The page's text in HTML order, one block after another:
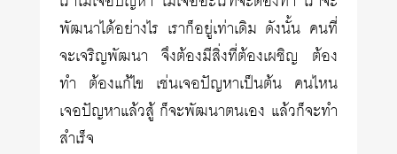
พัฒนาได้อย่างไร เราก็อยู่เท่าเดิม ดังนั้น คนที่
จะเจริญพัฒนา จึงต้องมีสิ่งที่ต้องเผชิญ ต้อง
ทำ ต้องแก้ไข เช่นเจอปัญหาเป็นต้น คนไหน
เจอปัญหาแล้วสู้ ก็จะพัฒนาตนเอง แล้วก็จะทำ
สำเร็จ